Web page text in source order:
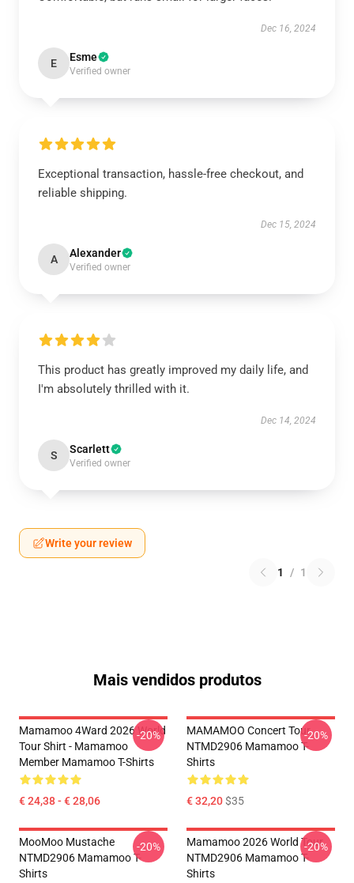
Dec 16, 2024
E Esme
Verified owner
Exceptional transaction, hassle-free checkout, and
reliable shipping.
Dec 15, 2024
A Alexander
Verified owner
This product has greatly improved my daily life, and
I'm absolutely thrilled with it.
Dec 14, 2024
S Scarlett
Verified owner
Write your review
1 / 1
Mais vendidos produtos
Mamamoo 4Ward 2026 World
Tour Shirt - Mamamoo
Member Mamamoo T-Shirts
€ 24,38 - € 28,06
-20%
MAMAMOO Concert Tour
NTMD2906 Mamamoo T-
Shirts
€ 32,20$35
-20%
MooMoo Mustache
NTMD2906 Mamamoo T-
Shirts
-20%
Mamamoo 2026 World Tour
NTMD2906 Mamamoo T-
Shirts
-20%